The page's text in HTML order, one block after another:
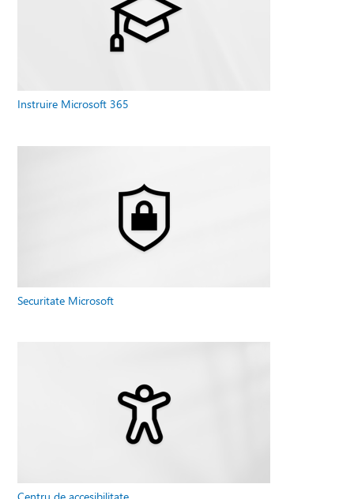
Instruire Microsoft 365
Securitate Microsoft